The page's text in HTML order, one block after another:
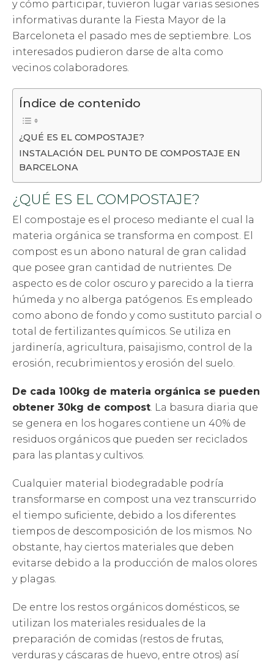
y cómo participar, tuvieron lugar varias sesiones
informativas durante la Fiesta Mayor de la
Barceloneta el pasado mes de septiembre. Los
interesados pudieron darse de alta como
vecinos colaboradores.
Índice de contenido
¿QUÉ ES EL COMPOSTAJE?
INSTALACIÓN DEL PUNTO DE COMPOSTAJE EN
BARCELONA
¿QUÉ ES EL COMPOSTAJE?
El compostaje es el proceso mediante el cual la
materia orgánica se transforma en compost. El
compost es un abono natural de gran calidad
que posee gran cantidad de nutrientes. De
aspecto es de color oscuro y parecido a la tierra
húmeda y no alberga patógenos. Es empleado
como abono de fondo y como sustituto parcial o
total de fertilizantes químicos. Se utiliza en
jardinería, agricultura, paisajismo, control de la
erosión, recubrimientos y erosión del suelo.
De cada 100kg de materia orgánica se pueden
obtener 30kg de compost. La basura diaria que
se genera en los hogares contiene un 40% de
residuos orgánicos que pueden ser reciclados
para las plantas y cultivos.
Cualquier material biodegradable podría
transformarse en compost una vez transcurrido
el tiempo suficiente, debido a los diferentes
tiempos de descomposición de los mismos. No
obstante, hay ciertos materiales que deben
evitarse debido a la producción de malos olores
y plagas.
De entre los restos orgánicos domésticos, se
utilizan los materiales residuales de la
preparación de comidas (restos de frutas,
verduras y cáscaras de huevo, entre otros) así